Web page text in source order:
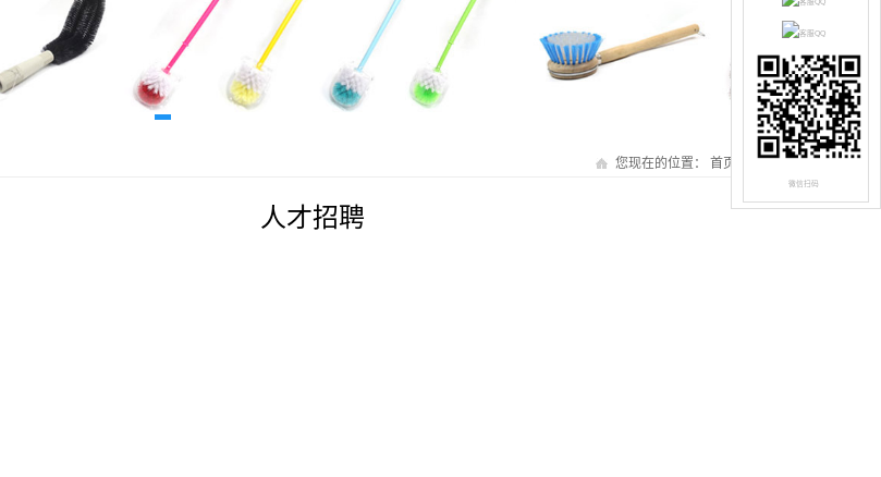
您现在的位置： 首页 » 人才招聘
人才招聘
微信扫码